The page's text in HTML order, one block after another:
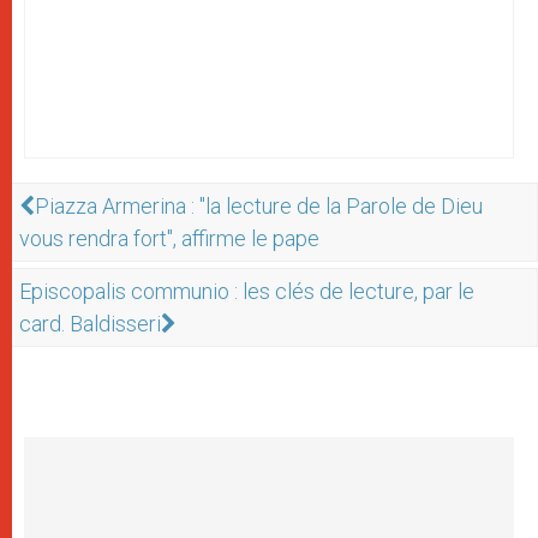
Piazza Armerina : "la lecture de la Parole de Dieu
vous rendra fort", affirme le pape
Episcopalis communio : les clés de lecture, par le
card. Baldisseri